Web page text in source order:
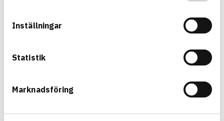
Inställningar
Statistik
Marknadsföring
offering free and publicly available information on
sustainability information about construction
and grades with regard to phasing out hazardous
BASTA is a subsidiary to
Byggföretagen.